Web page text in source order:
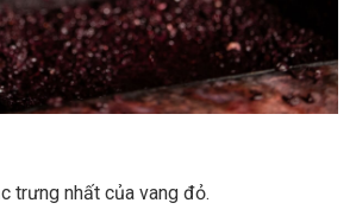
trưng nhất của vang đỏ.